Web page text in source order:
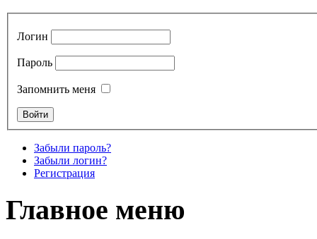
Логин
Пароль
Запомнить меня
Забыли пароль?
Забыли логин?
Регистрация
Главное меню